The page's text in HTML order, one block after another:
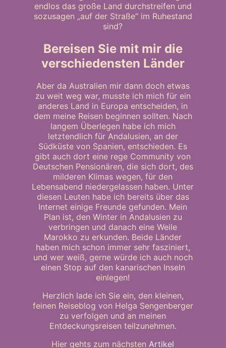
endlos das große Land durchstreifen und
sozusagen „auf der Straße“ im Ruhestand
sind?
Bereisen Sie mit mir die
verschiedensten Länder
Aber da Australien mir dann doch etwas
zu weit weg war, musste ich mich für ein
anderes Land in Europa entscheiden, in
dem meine Reisen beginnen sollten. Nach
langem Überlegen habe ich mich
letztendlich für Andalusien, an der
Südküste von Spanien, entschieden. Es
gibt auch dort eine rege Community von
Deutschen Pensionären, die sich dort, des
milderen Klimas wegen, für den
Lebensabend niedergelassen haben. Unter
diesen Leuten habe ich bereits über das
Internet einige Freunde gefunden. Mein
Plan ist, den Winter in Andalusien zu
verbringen und danach eine Weile
Marokko zu erkunden. Beide Länder
haben mich schon immer sehr fasziniert,
und wer weiß, gerne würde ich auch noch
einen Stop auf den kanarischen Inseln
einlegen!
Herzlich lade ich Sie ein, den kleinen,
feinen Reiseblog von Helga Sengenberger
zu verfolgen und an meinen
Entdeckungsreisen teilzunehmen.
Hier gehts zum nächstenArtikel